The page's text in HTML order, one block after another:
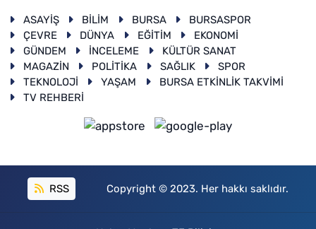
ASAYİŞ BİLİM BURSA
BURSASPOR
ÇEVRE
DÜNYA EĞİTİM
EKONOMİ
GÜNDEM
İNCELEME
KÜLTÜR SANAT
MAGAZİN
POLİTİKA SAĞLIK
SPOR
TEKNOLOJİ
YAŞAM
BURSA ETKİNLİK TAKVİMİ
TV REHBERİ
RSS Copyright © 2023. Her hakkı saklıdır.